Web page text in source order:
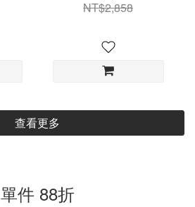
膜
NT$2,858
查看更多
單件 88折